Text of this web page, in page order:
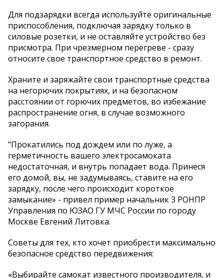
Для подзарядки всегда используйте оригинальные
приспособления, подключая зарядку только в
силовые розетки, и не оставляйте устройство без
присмотра. При чрезмерном перегреве - сразу
относите свое транспортное средство в ремонт.
Храните и заряжайте свои транспортные средства
на негорючих покрытиях, и на безопасном
расстоянии от горючих предметов, во избежание
распространение огня, в случае возможного
загорания.
"Прокатились под дождем или по луже, а
герметичность вашего электросамоката
недостаточная, и внутрь попадает вода. Принеся
его домой, вы, не задумываясь, ставите на его
зарядку, после чего происходит короткое
замыкание» - привел пример начальник 3 РОНПР
Управления по ЮЗАО ГУ МЧС России по городу
Москве Евгений Литовка.
Советы для тех, кто хочет приобрести максимально
безопасное средство передвижения:
«Выбирайте самокат известного производителя, и